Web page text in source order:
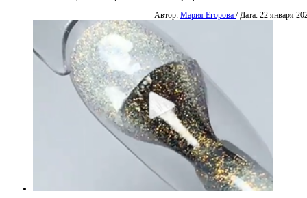
Автор: Мария Егорова / Дата: 22 января